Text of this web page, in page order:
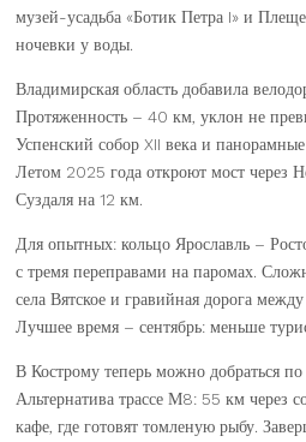
музей-усадьба «Ботик Петра I» и
ночевки у воды.
Владимирская область добавила
Протяженность – 40 км, уклон не
Успенский собор XII века и
Летом 2025 года откроют мост через
Суздаля на 12 км.
Для опытных: кольцо Ярославль –
с тремя переправами на паромах.
села Вятское и гравийная дорога
Лучшее время – сентябрь: меньше
В Кострому теперь можно добраться по
Альтернатива трассе М8: 55 км через
кафе, где готовят томленую рыбу.